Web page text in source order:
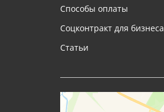
Способы оплаты
Соцконтракт для бизнеса
Статьи